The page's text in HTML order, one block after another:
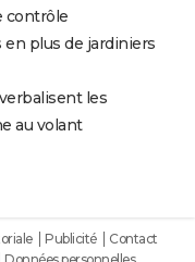
contrôle
en plus de jardiniers
les
au volant
Publicité
Contact